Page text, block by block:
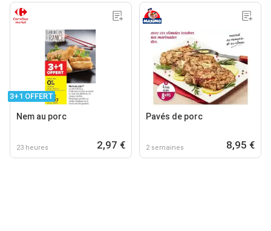
3+1 OFFERT
Nem au porc
23 heures 2,97 €
Pavés de porc
2 semaines 8,95 €